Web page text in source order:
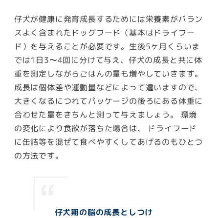
仔犬が健康に発育成長するためには栄養素がバラン
スよく含まれたドッグフード（基本はドライフー
ド）を与えることが必要です。生後5ヶ月くらいま
では1日3〜4回に分けて与え、仔犬の成長と共に体
重を測定しながらごはんの量も増やしていきます。
成長は個体差や運動量などによって違いますので、
大きくなるにつれてパッケージの後ろにある体重に
合わせた量をきちんと測って与えましょう。 環境
の変化により食欲が落ちた場合は、 ドライフード
に缶詰等を混ぜて食べやすくしてあげるのもひとつ
の方法です。
仔犬期の脳の成長としつけ